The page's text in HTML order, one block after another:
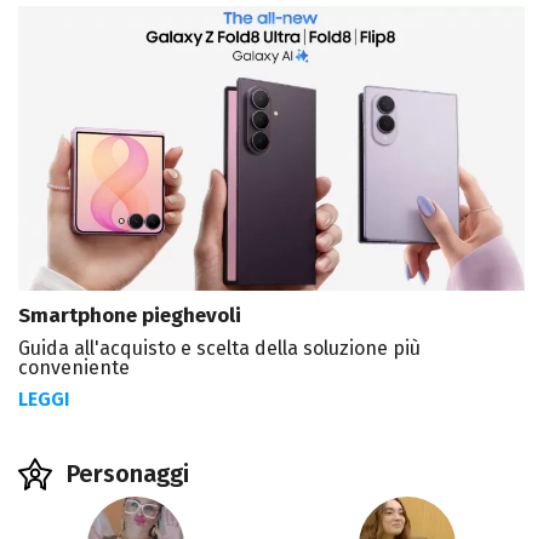
Smartphone pieghevoli
Guida all'acquisto e scelta della soluzione più
conveniente
LEGGI
Personaggi